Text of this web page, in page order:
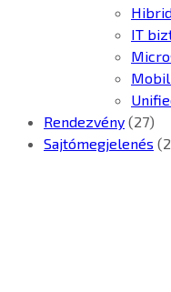
IT
Rendezvény (27)
Sajtómegjelenés